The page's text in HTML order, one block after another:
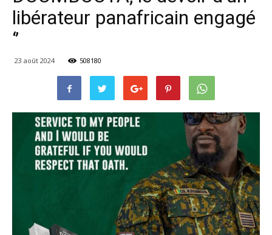
libérateur panafricain engagé
‘’
23 août 2024 508180